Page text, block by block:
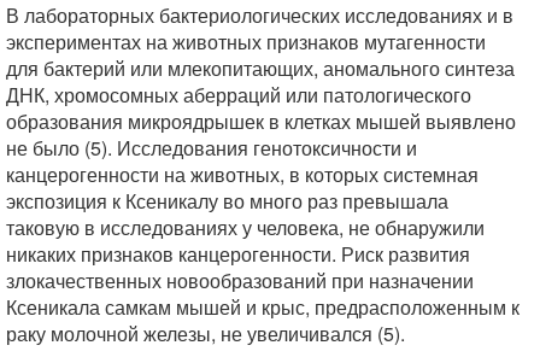
В лабораторных бактериологических исследованиях и в
экспериментах на животных признаков мутагенности
для бактерий или млекопитающих, аномального синтеза
ДНК, хромосомных аберраций или патологического
образования микроядрышек в клетках мышей выявлено
не было (5). Исследования генотоксичности и
канцерогенности на животных, в которых системная
экспозиция к Ксеникалу во много раз превышала
таковую в исследованиях у человека, не обнаружили
никаких признаков канцерогенности. Риск развития
злокачественных новообразований при назначении
Ксеникала самкам мышей и крыс, предрасположенным к
раку молочной железы, не увеличивался (5).